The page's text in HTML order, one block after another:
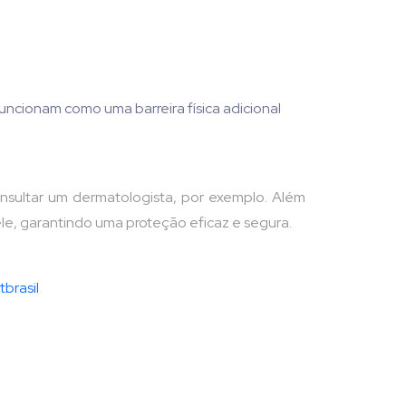
como uma barreira física adicional
um dermatologista, por exemplo. Além
garantindo uma proteção eficaz e segura.